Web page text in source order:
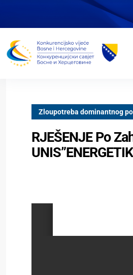
Zloupotreba dominantnog
RJEŠENJE Po